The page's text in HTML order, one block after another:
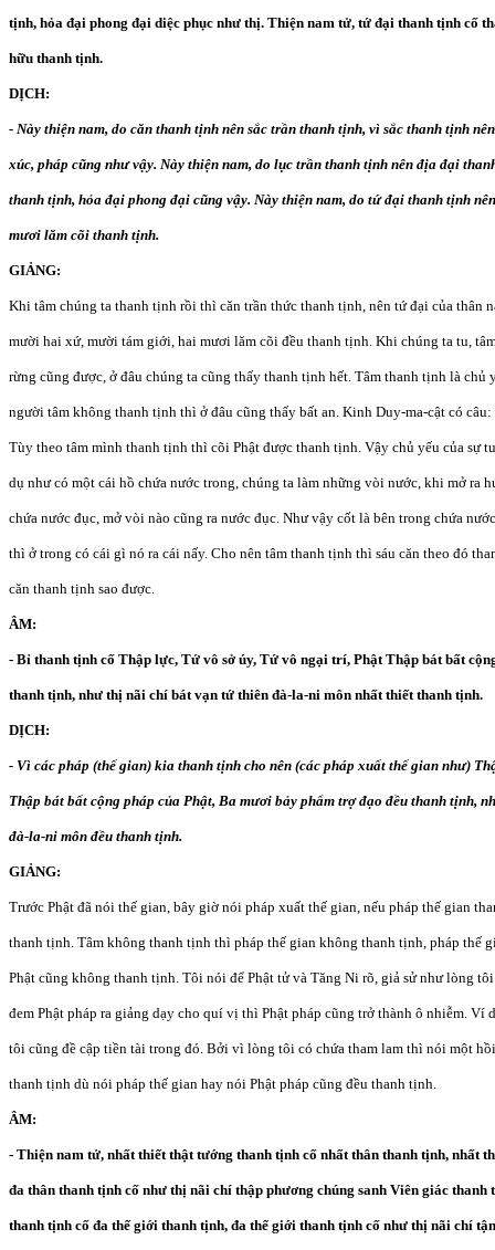
tịnh, hỏa đại phong đại diệc phục như thị. Thiện nam tử, tứ đại thanh tịnh cố
hữu thanh tịnh.
DỊCH:
- Này thiện nam, do căn thanh tịnh nên sắc trần thanh tịnh, vì sắc thanh tịnh
xúc, pháp cũng như vậy. Này thiện nam, do lục trần thanh tịnh nên địa đại
thanh tịnh, hỏa đại phong đại cũng vậy. Này thiện nam, do tứ đại thanh tịnh
mươi lăm cõi thanh tịnh.
GIẢNG:
Khi tâm chúng ta thanh tịnh rồi thì căn trần thức thanh tịnh, nên tứ đại của thân
mười hai xứ, mười tám giới, hai mươi lăm cõi đều thanh tịnh. Khi chúng ta tu,
rừng cũng được, ở đâu chúng ta cũng thấy thanh tịnh hết. Tâm thanh tịnh là chủ
người tâm không thanh tịnh thì ở đâu cũng thấy bất an. Kinh Duy-ma-cật có
Tùy theo tâm mình thanh tịnh thì cõi Phật được thanh tịnh. Vậy chủ yếu của sự
dụ như có một cái hồ chứa nước trong, chúng ta làm những vòi nước, khi mở ra
chứa nước đục, mở vòi nào cũng ra nước đục. Như vậy cốt là bên trong chứa
thì ở trong có cái gì nó ra cái nấy. Cho nên tâm thanh tịnh thì sáu căn theo đó
căn thanh tịnh sao được.
ÂM:
- Bỉ thanh tịnh cố Thập lực, Tứ vô sở úy, Tứ vô ngại trí, Phật Thập bát bất
thanh tịnh, như thị nãi chí bát vạn tứ thiên đà-la-ni môn nhất thiết thanh tịnh.
DỊCH:
- Vì các pháp (thế gian) kia thanh tịnh cho nên (các pháp xuất thế gian như)
Thập bát bất cộng pháp của Phật, Ba mươi bảy phẩm trợ đạo đều thanh tịnh,
đà-la-ni môn đều thanh tịnh.
GIẢNG:
Trước Phật đã nói thế gian, bây giờ nói pháp xuất thế gian, nếu pháp thế gian
thanh tịnh. Tâm không thanh tịnh thì pháp thế gian không thanh tịnh, pháp thế
Phật cũng không thanh tịnh. Tôi nói để Phật tử và Tăng Ni rõ, giả sử như lòng
đem Phật pháp ra giảng dạy cho quí vị thì Phật pháp cũng trở thành ô nhiễm.
tôi cũng đề cập tiền tài trong đó. Bởi vì lòng tôi có chứa tham lam thì nói một
thanh tịnh dù nói pháp thế gian hay nói Phật pháp cũng đều thanh tịnh.
ÂM:
- Thiện nam tử, nhất thiết thật tướng thanh tịnh cố nhất thân thanh tịnh, nhất
đa thân thanh tịnh cố như thị nãi chí thập phương chúng sanh Viên giác
thanh tịnh cố đa thế giới thanh tịnh, đa thế giới thanh tịnh cố như thị nãi chí